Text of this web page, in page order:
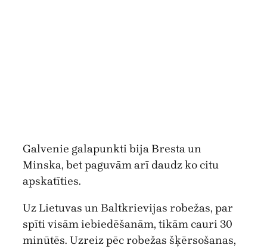
Galvenie galapunkti bija Bresta un
Minska, bet paguvām arī daudz ko citu
apskatīties.
Uz Lietuvas un Baltkrievijas robežas, par
spīti visām iebiedēšanām, tikām cauri 30
minūtēs. Uzreiz pēc robežas šķērsošanas,